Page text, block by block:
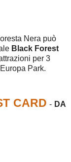
Nera può
Black Forest
per 3
Park.
CARD - DA